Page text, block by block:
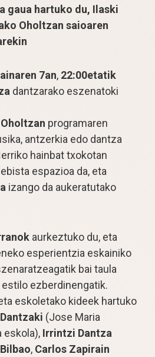
gaua hartuko du, Ilaski
Oholtzan saioaren
7an, 22:00etatik
dantzarako eszenatoki
Oholtzan programaren
antzerkia edo dantza
hainbat txokotan
espazioa da, eta
izango da aukeratutako
aurkeztuko du, eta
esperientzia eskainiko
bai taula
ezberdinengatik.
eskoletako kideek hartuko
Dantzaki (Jose Maria
eskola), Irrintzi Dantza
, Carlos Zapirain